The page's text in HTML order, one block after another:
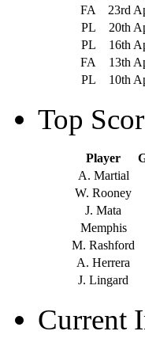
FA
23rd
PL
20th
PL
16th
FA
13th
PL
10th
Top
Player
A. Martial
W. Rooney
J. Mata
Memphis
M. Rashford
A. Herrera
J. Lingard
Current